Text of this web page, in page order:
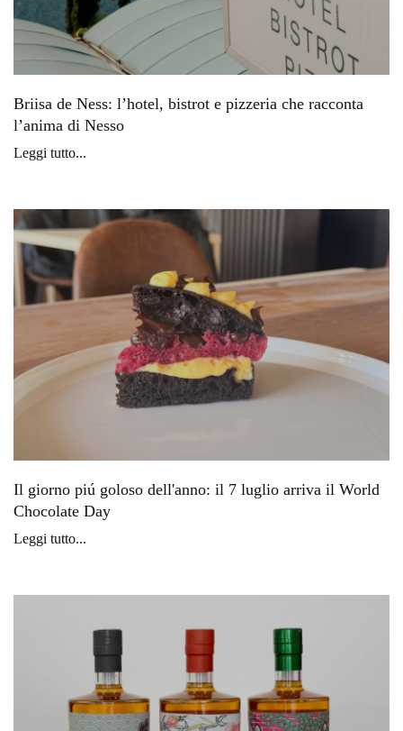
Briisa de Ness: l’hotel, bistrot e pizzeria che racconta
l’anima di Nesso
Leggi tutto...
Il giorno piú goloso dell'anno: il 7 luglio arriva il World
Chocolate Day
Leggi tutto...